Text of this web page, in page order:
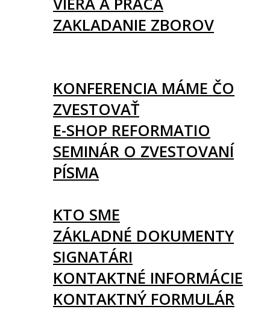
ZAKLADANIE ZBOROV
KONFERENCIA MÁME ČO
ZVESTOVAŤ
E-SHOP REFORMATIO
SEMINÁR O ZVESTOVANÍ
PÍSMA
KTO SME
ZÁKLADNÉ DOKUMENTY
SIGNATÁRI
KONTAKTNÉ INFORMÁCIE
KONTAKTNÝ FORMULÁR